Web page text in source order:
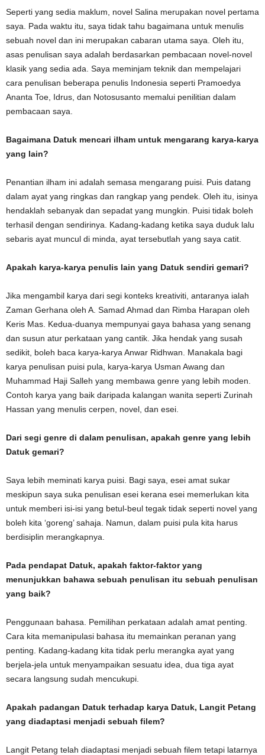
Seperti yang sedia maklum, novel Salina merupakan novel pertama
saya. Pada waktu itu, saya tidak tahu bagaimana untuk menulis
sebuah novel dan ini merupakan cabaran utama saya. Oleh itu,
asas penulisan saya adalah berdasarkan pembacaan novel-novel
klasik yang sedia ada. Saya meminjam teknik dan mempelajari
cara penulisan beberapa penulis Indonesia seperti Pramoedya
Ananta Toe, Idrus, dan Notosusanto memalui penilitian dalam
pembacaan saya.
Bagaimana Datuk mencari ilham untuk mengarang karya-karya
yang lain?
Penantian ilham ini adalah semasa mengarang puisi. Puis datang
dalam ayat yang ringkas dan rangkap yang pendek. Oleh itu, isinya
hendaklah sebanyak dan sepadat yang mungkin. Puisi tidak boleh
terhasil dengan sendirinya. Kadang-kadang ketika saya duduk lalu
sebaris ayat muncul di minda, ayat tersebutlah yang saya catit.
Apakah karya-karya penulis lain yang Datuk sendiri gemari?
Jika mengambil karya dari segi konteks kreativiti, antaranya ialah
Zaman Gerhana oleh A. Samad Ahmad dan Rimba Harapan oleh
Keris Mas. Kedua-duanya mempunyai gaya bahasa yang senang
dan susun atur perkataan yang cantik. Jika hendak yang susah
sedikit, boleh baca karya-karya Anwar Ridhwan. Manakala bagi
karya penulisan puisi pula, karya-karya Usman Awang dan
Muhammad Haji Salleh yang membawa genre yang lebih moden.
Contoh karya yang baik daripada kalangan wanita seperti Zurinah
Hassan yang menulis cerpen, novel, dan esei.
Dari segi genre di dalam penulisan, apakah genre yang lebih
Datuk gemari?
Saya lebih meminati karya puisi. Bagi saya, esei amat sukar
meskipun saya suka penulisan esei kerana esei memerlukan kita
untuk memberi isi-isi yang betul-beul tegak tidak seperti novel yang
boleh kita ‘goreng’ sahaja. Namun, dalam puisi pula kita harus
berdisiplin merangkapnya.
Pada pendapat Datuk, apakah faktor-faktor yang
menunjukkan bahawa sebuah penulisan itu sebuah penulisan
yang baik?
Penggunaan bahasa. Pemilihan perkataan adalah amat penting.
Cara kita memanipulasi bahasa itu memainkan peranan yang
penting. Kadang-kadang kita tidak perlu merangka ayat yang
berjela-jela untuk menyampaikan sesuatu idea, dua tiga ayat
secara langsung sudah mencukupi.
Apakah padangan Datuk terhadap karya Datuk, Langit Petang
yang diadaptasi menjadi sebuah filem?
Langit Petang telah diadaptasi menjadi sebuah filem tetapi latarnya